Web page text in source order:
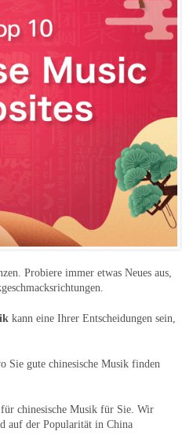
Probiere immer etwas Neues aus,
kann eine Ihrer Entscheidungen sein,
Sie gute chinesische Musik finden
chinesische Musik für Sie. Wir
auf der Popularität in China